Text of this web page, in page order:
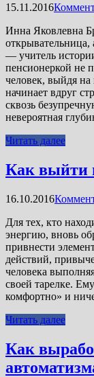
15.11.2016
Инна Яковлевна
— учитель
пенсионеркой не
человек, выйдя
начинает вдруг
сквозь
невероятная
Читать далее
Как выйти
16.10.2016
Для тех, кто
энергию, вновь
привнести
действий,
человека
своей тарелке.
комфортно» и
Читать далее
Как